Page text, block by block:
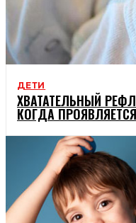
ДЕТИ
ХВАТАТЕЛЬНЫЙ
КОГДА